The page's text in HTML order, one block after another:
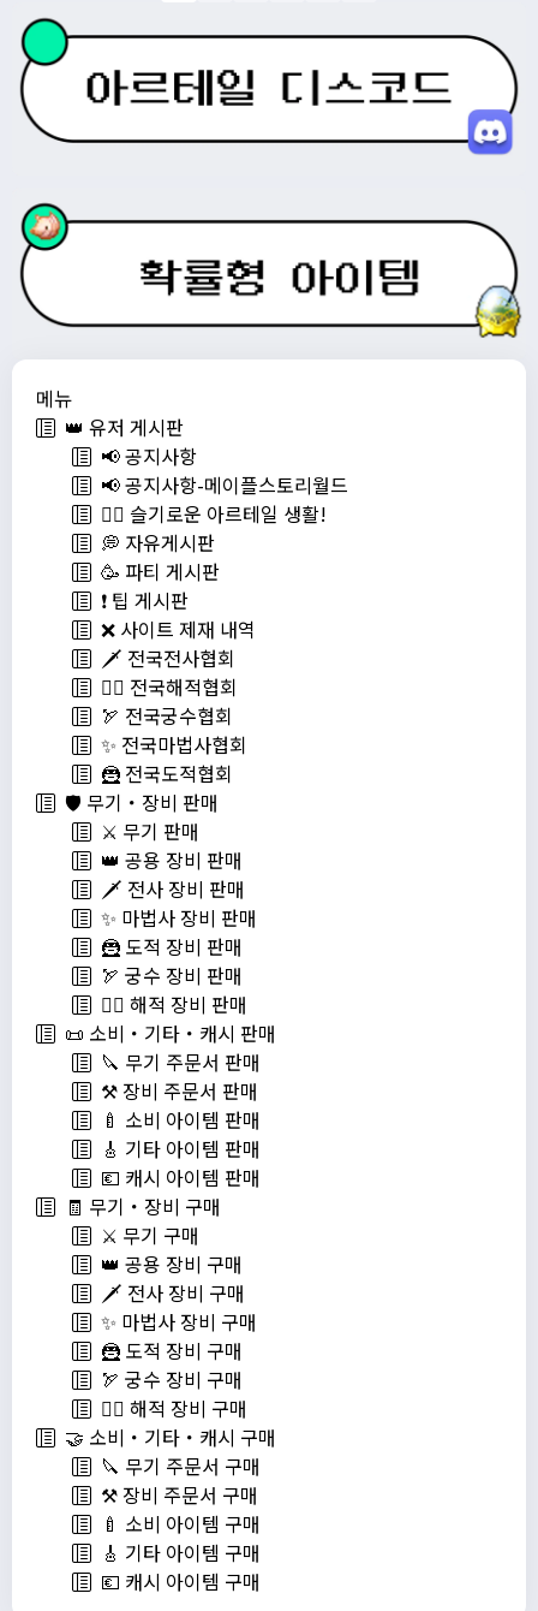
메뉴
👑 유저 게시판
📢 공지사항
📢 공지사항-메이플스토리월드
💁‍♂ 슬기로운 아르테일 생활!
💭 자유게시판
🥳 파티 게시판
❗️ 팁 게시판
❌ 사이트 제재 내역
🗡️ 전국전사협회
🏴‍☠️ 전국해적협회
🏹 전국궁수협회
✨ 전국마법사협회
🦹 전국도적협회
🛡️ 무기・장비 판매
⚔️ 무기 판매
👑 공용 장비 판매
🗡️ 전사 장비 판매
✨ 마법사 장비 판매
🦹 도적 장비 판매
🏹 궁수 장비 판매
🏴‍☠️ 해적 장비 판매
📜 소비・기타・캐시 판매
🔪 무기 주문서 판매
⚒️ 장비 주문서 판매
🍼 소비 아이템 판매
🎸 기타 아이템 판매
💶 캐시 아이템 판매
🧾 무기・장비 구매
⚔️ 무기 구매
👑 공용 장비 구매
🗡️ 전사 장비 구매
✨ 마법사 장비 구매
🦹 도적 장비 구매
🏹 궁수 장비 구매
🏴‍☠️ 해적 장비 구매
🤝 소비・기타・캐시 구매
🔪 무기 주문서 구매
⚒️ 장비 주문서 구매
🍼 소비 아이템 구매
🎸 기타 아이템 구매
💶 캐시 아이템 구매